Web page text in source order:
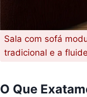
Sala com sofá
tradicional e a
O Que